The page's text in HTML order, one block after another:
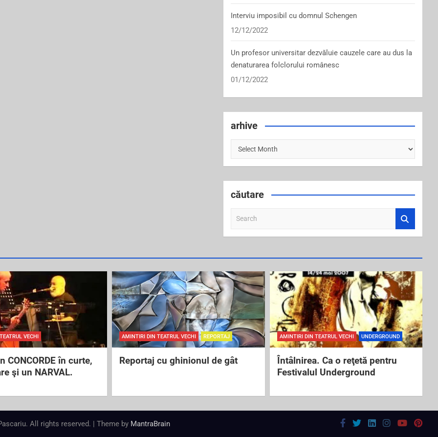
Interviu imposibil cu domnul Schengen
12/12/2022
Un profesor universitar dezvăluie cauzele care au dus la
denaturarea folclorului românesc
01/12/2022
arhive
arhive
căutare
a
h
VECHI
CONCORDE în curte,
şi un NARVAL.
AMINTIRI DIN TEATRUL VECHI REPORTAJ
Reportaj cu ghinionul de gât
AMINTIRI DIN TEATRUL VECHI UNDERGROUND
Întâlnirea. Ca o reţetă pentru
Festivalul Underground
All rights reserved. | Theme by MantraBrain